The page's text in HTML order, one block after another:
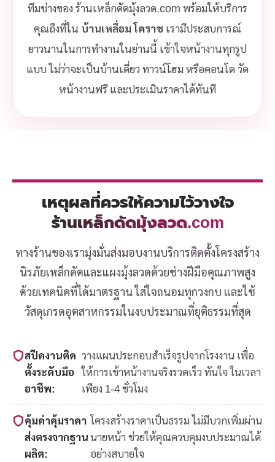
ทีมช่างของ ร้านเหล็กดัดมุ้งลวด.com พร้อมให้บริการ
คุณถึงที่ใน บ้านเหลื่อม โคราช เรามีประสบการณ์
ยาวนานในการทำงานในย่านนี้ เข้าใจหน้างานทุกรูป
แบบ ไม่ว่าจะเป็นบ้านเดี่ยว ทาวน์โฮม หรือคอนโด วัด
หน้างานฟรี และประเมินราคาได้ทันที
เหตุผลที่ควรให้ความไว้วางใจ
ร้านเหล็กดัดมุ้งลวด.com
ทางร้านของเรามุ่งมั่นส่งมอบงานบริการติดตั้งโครงสร้าง
นิรภัยเหล็กดัดและแผงมุ้งลวดด้วยช่างฝีมือคุณภาพสูง
ด้วยเทคนิคที่ได้มาตรฐาน ใส่ใจถนอมทุกวงกบ และใช้
วัสดุเกรดอุตสาหกรรมในงบประมาณที่ยุติธรรมที่สุด
สปีดงานติด
ตั้งระดับมือ
อาชีพ:
วางแผนประกอบสำเร็จรูปจากโรงงาน เพื่อ
ให้การเข้าหน้างานจริงรวดเร็ว ทันใจ ในเวลา
เพียง 1-4 ชั่วโมง
คุ้มค่าคุ้มราคา
ส่งตรงจากฐาน
ผลิต:
โครงสร้างราคาเป็นธรรม ไม่มีบวกเพิ่มผ่าน
นายหน้า ช่วยให้คุณควบคุมงบประมาณได้
อย่างสบายใจ